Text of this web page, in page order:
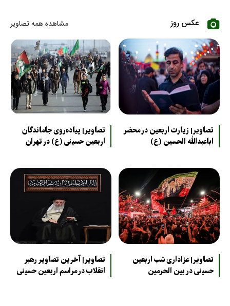
عکس روز مشاهده همه تصاویر
تصاویر| زیارت اربعین در محضر
اباعبدالله الحسین (ع)
تصاویر| پیاده‌روی جاماندگان
اربعین حسینی (ع) در تهران
تصاویر| عزاداری شب اربعین
حسینی در بین الحرمین
تصاویر| آخرین تصاویر رهبر
انقلاب در مراسم اربعین حسینی